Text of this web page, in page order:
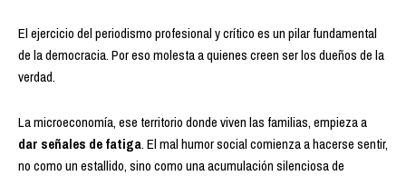
El ejercicio del periodismo profesional y crítico es un pilar fundamental
de la democracia. Por eso molesta a quienes creen ser los dueños de la
verdad.
La microeconomía, ese territorio donde viven las familias, empieza a
dar señales de fatiga. El mal humor social comienza a hacerse sentir,
no como un estallido, sino como una acumulación silenciosa de